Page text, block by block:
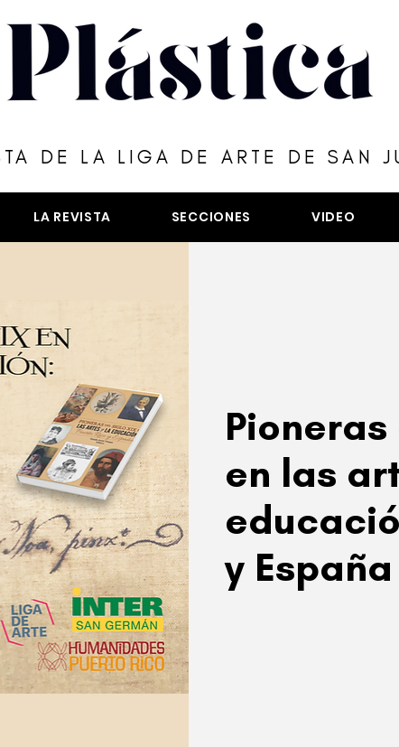
DE LA LIGA DE ARTE DE SAN
LA REVISTA SECCIONES VIDEO
en las
y España